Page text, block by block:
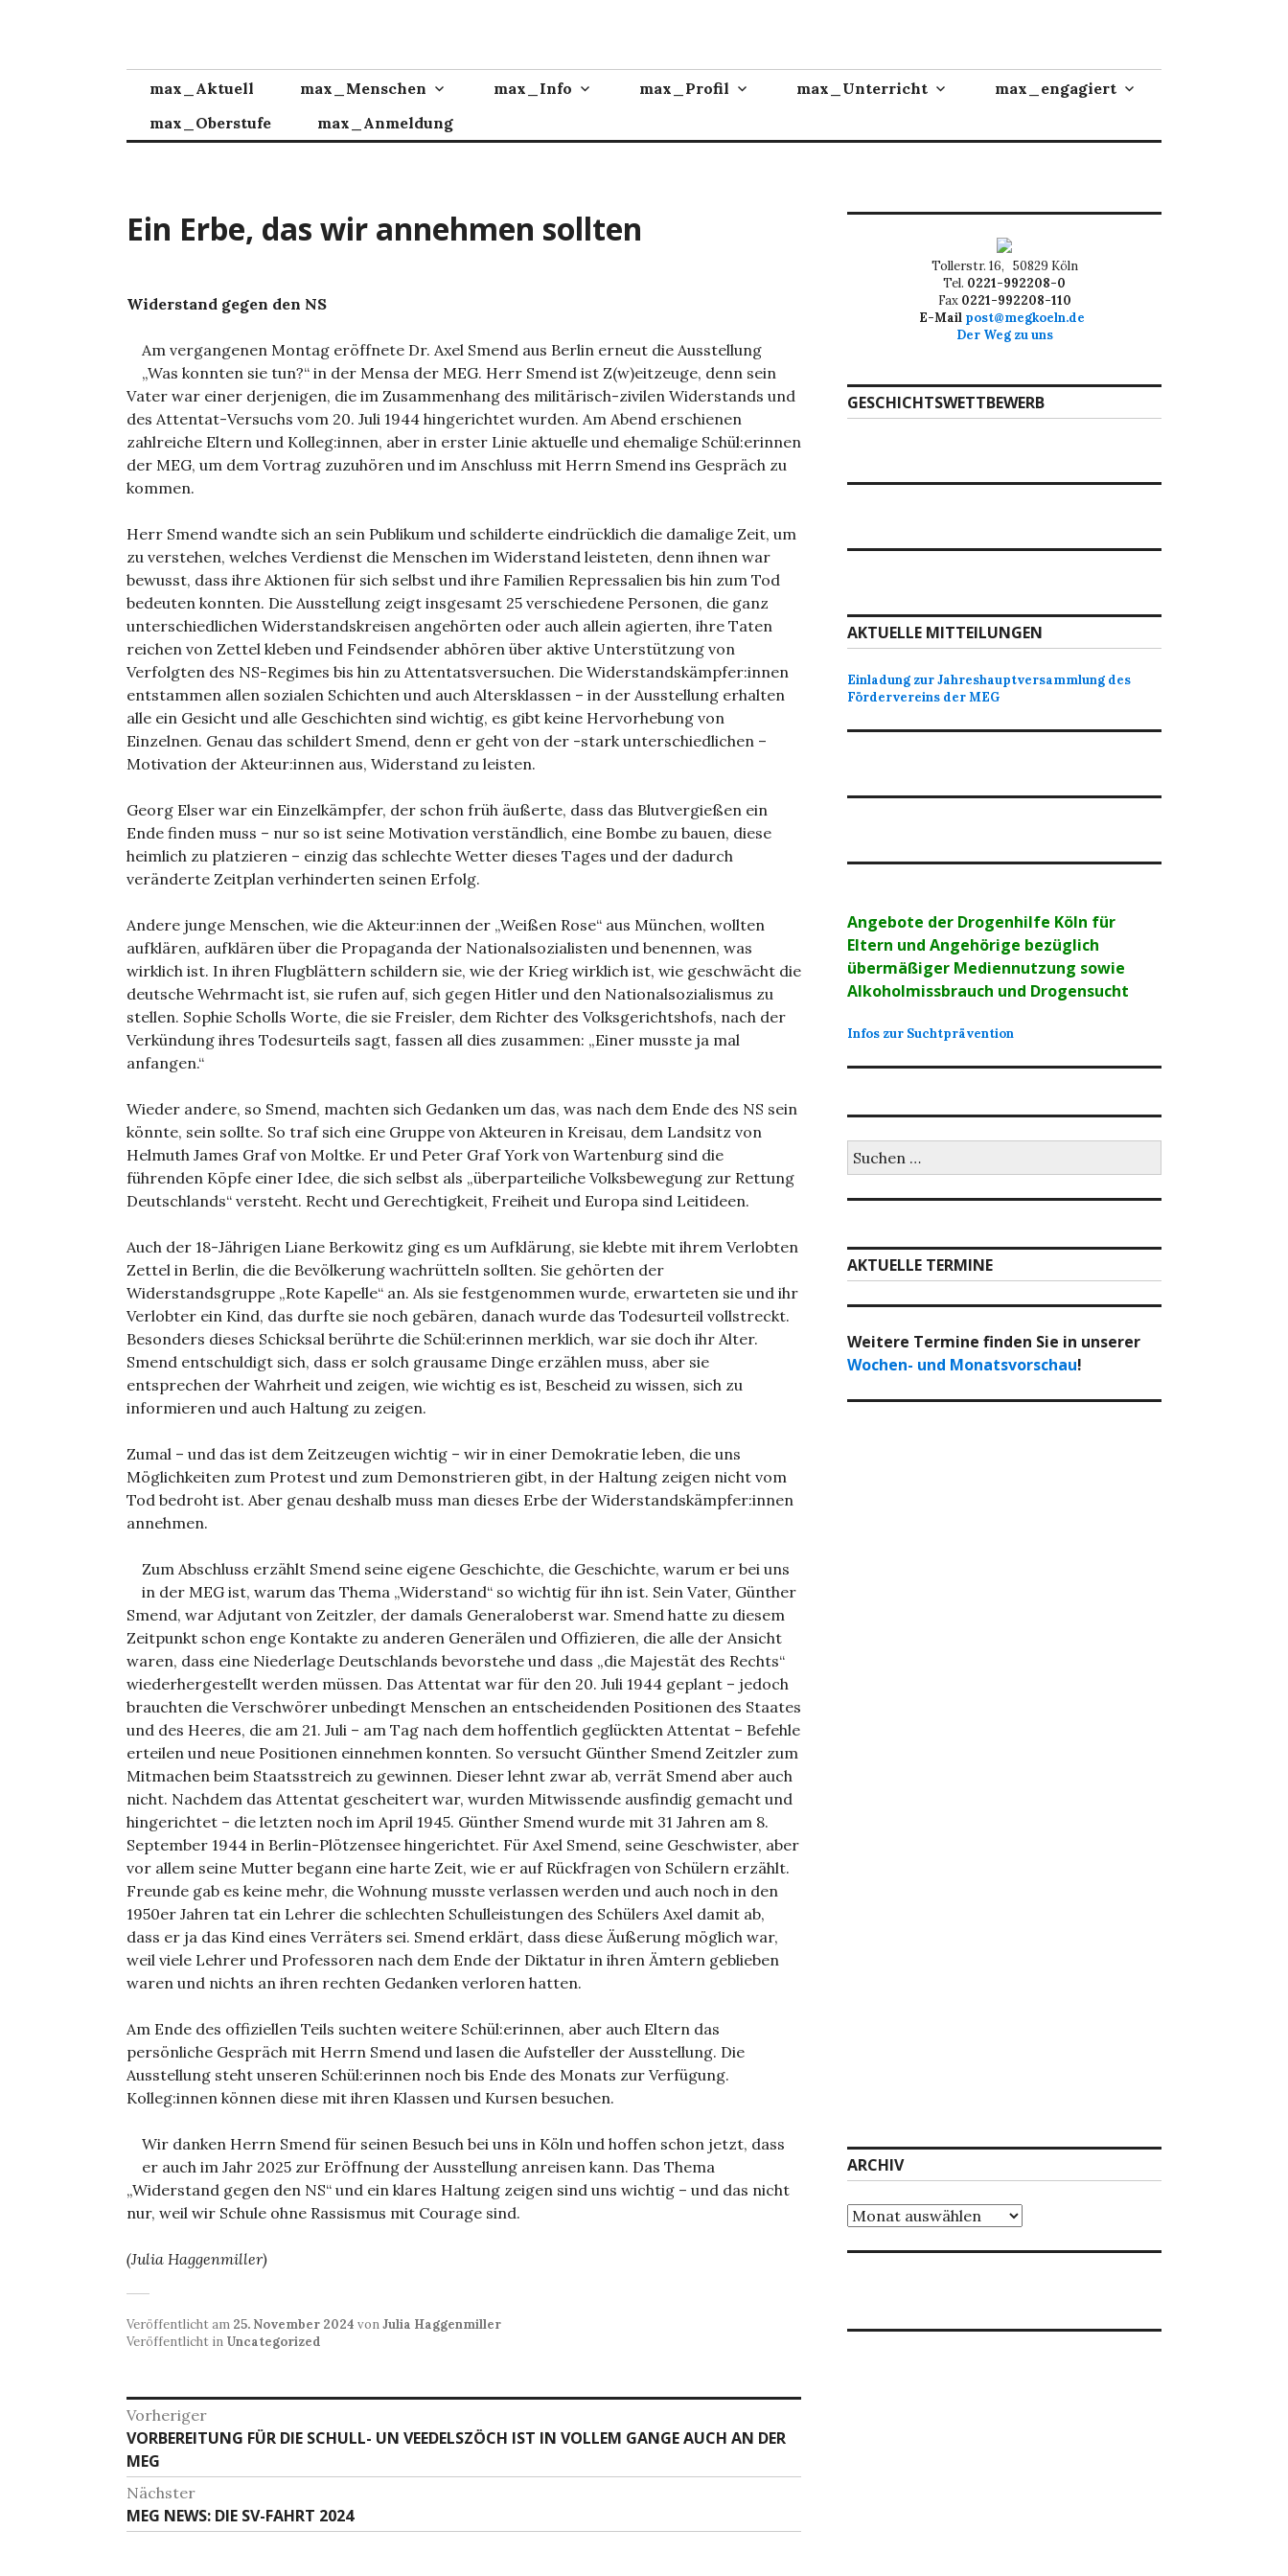
max_Aktuell
max_Menschen max_Info max_Profil max_Unterricht
max_engagiert
max_Oberstufe
max_Anmeldung
Ein Erbe, das wir annehmen sollten
Widerstand gegen den NS
Am vergangenen Montag eröffnete Dr. Axel Smend aus Berlin erneut die Ausstellung
„Was konnten sie tun?“ in der Mensa der MEG. Herr Smend ist Z(w)eitzeuge, denn sein
Vater war einer derjenigen, die im Zusammenhang des militärisch-zivilen Widerstands und
des Attentat-Versuchs vom 20. Juli 1944 hingerichtet wurden. Am Abend erschienen
zahlreiche Eltern und Kolleg:innen, aber in erster Linie aktuelle und ehemalige Schül:erinnen
der MEG, um dem Vortrag zuzuhören und im Anschluss mit Herrn Smend ins Gespräch zu
kommen.
Herr Smend wandte sich an sein Publikum und schilderte eindrücklich die damalige Zeit, um
zu verstehen, welches Verdienst die Menschen im Widerstand leisteten, denn ihnen war
bewusst, dass ihre Aktionen für sich selbst und ihre Familien Repressalien bis hin zum Tod
bedeuten konnten. Die Ausstellung zeigt insgesamt 25 verschiedene Personen, die ganz
unterschiedlichen Widerstandskreisen angehörten oder auch allein agierten, ihre Taten
reichen von Zettel kleben und Feindsender abhören über aktive Unterstützung von
Verfolgten des NS-Regimes bis hin zu Attentatsversuchen. Die Widerstandskämpfer:innen
entstammen allen sozialen Schichten und auch Altersklassen – in der Ausstellung erhalten
alle ein Gesicht und alle Geschichten sind wichtig, es gibt keine Hervorhebung von
Einzelnen. Genau das schildert Smend, denn er geht von der -stark unterschiedlichen –
Motivation der Akteur:innen aus, Widerstand zu leisten.
Georg Elser war ein Einzelkämpfer, der schon früh äußerte, dass das Blutvergießen ein
Ende finden muss – nur so ist seine Motivation verständlich, eine Bombe zu bauen, diese
heimlich zu platzieren – einzig das schlechte Wetter dieses Tages und der dadurch
veränderte Zeitplan verhinderten seinen Erfolg.
Andere junge Menschen, wie die Akteur:innen der „Weißen Rose“ aus München, wollten
aufklären, aufklären über die Propaganda der Nationalsozialisten und benennen, was
wirklich ist. In ihren Flugblättern schildern sie, wie der Krieg wirklich ist, wie geschwächt die
deutsche Wehrmacht ist, sie rufen auf, sich gegen Hitler und den Nationalsozialismus zu
stellen. Sophie Scholls Worte, die sie Freisler, dem Richter des Volksgerichtshofs, nach der
Verkündung ihres Todesurteils sagt, fassen all dies zusammen: „Einer musste ja mal
anfangen.“
Wieder andere, so Smend, machten sich Gedanken um das, was nach dem Ende des NS sein
könnte, sein sollte. So traf sich eine Gruppe von Akteuren in Kreisau, dem Landsitz von
Helmuth James Graf von Moltke. Er und Peter Graf York von Wartenburg sind die
führenden Köpfe einer Idee, die sich selbst als „überparteiliche Volksbewegung zur Rettung
Deutschlands“ versteht. Recht und Gerechtigkeit, Freiheit und Europa sind Leitideen.
Auch der 18-Jährigen Liane Berkowitz ging es um Aufklärung, sie klebte mit ihrem Verlobten
Zettel in Berlin, die die Bevölkerung wachrütteln sollten. Sie gehörten der
Widerstandsgruppe „Rote Kapelle“ an. Als sie festgenommen wurde, erwarteten sie und ihr
Verlobter ein Kind, das durfte sie noch gebären, danach wurde das Todesurteil vollstreckt.
Besonders dieses Schicksal berührte die Schül:erinnen merklich, war sie doch ihr Alter.
Smend entschuldigt sich, dass er solch grausame Dinge erzählen muss, aber sie
entsprechen der Wahrheit und zeigen, wie wichtig es ist, Bescheid zu wissen, sich zu
informieren und auch Haltung zu zeigen.
Zumal – und das ist dem Zeitzeugen wichtig – wir in einer Demokratie leben, die uns
Möglichkeiten zum Protest und zum Demonstrieren gibt, in der Haltung zeigen nicht vom
Tod bedroht ist. Aber genau deshalb muss man dieses Erbe der Widerstandskämpfer:innen
annehmen.
Zum Abschluss erzählt Smend seine eigene Geschichte, die Geschichte, warum er bei uns
in der MEG ist, warum das Thema „Widerstand“ so wichtig für ihn ist. Sein Vater, Günther
Smend, war Adjutant von Zeitzler, der damals Generaloberst war. Smend hatte zu diesem
Zeitpunkt schon enge Kontakte zu anderen Generälen und Offizieren, die alle der Ansicht
waren, dass eine Niederlage Deutschlands bevorstehe und dass „die Majestät des Rechts“
wiederhergestellt werden müssen. Das Attentat war für den 20. Juli 1944 geplant – jedoch
brauchten die Verschwörer unbedingt Menschen an entscheidenden Positionen des Staates
und des Heeres, die am 21. Juli – am Tag nach dem hoffentlich geglückten Attentat – Befehle
erteilen und neue Positionen einnehmen konnten. So versucht Günther Smend Zeitzler zum
Mitmachen beim Staatsstreich zu gewinnen. Dieser lehnt zwar ab, verrät Smend aber auch
nicht. Nachdem das Attentat gescheitert war, wurden Mitwissende ausfindig gemacht und
hingerichtet – die letzten noch im April 1945. Günther Smend wurde mit 31 Jahren am 8.
September 1944 in Berlin-Plötzensee hingerichtet. Für Axel Smend, seine Geschwister, aber
vor allem seine Mutter begann eine harte Zeit, wie er auf Rückfragen von Schülern erzählt.
Freunde gab es keine mehr, die Wohnung musste verlassen werden und auch noch in den
1950er Jahren tat ein Lehrer die schlechten Schulleistungen des Schülers Axel damit ab,
dass er ja das Kind eines Verräters sei. Smend erklärt, dass diese Äußerung möglich war,
weil viele Lehrer und Professoren nach dem Ende der Diktatur in ihren Ämtern geblieben
waren und nichts an ihren rechten Gedanken verloren hatten.
Am Ende des offiziellen Teils suchten weitere Schül:erinnen, aber auch Eltern das
persönliche Gespräch mit Herrn Smend und lasen die Aufsteller der Ausstellung. Die
Ausstellung steht unseren Schül:erinnen noch bis Ende des Monats zur Verfügung.
Kolleg:innen können diese mit ihren Klassen und Kursen besuchen.
Wir danken Herrn Smend für seinen Besuch bei uns in Köln und hoffen schon jetzt, dass
er auch im Jahr 2025 zur Eröffnung der Ausstellung anreisen kann. Das Thema
„Widerstand gegen den NS“ und ein klares Haltung zeigen sind uns wichtig – und das nicht
nur, weil wir Schule ohne Rassismus mit Courage sind.
(Julia Haggenmiller)
Veröffentlicht am 25. November 2024 vonJulia Haggenmiller
Veröffentlicht in Uncategorized
Beitragsnavigation
Vorheriger
Vorheriger
Beitrag:
VORBEREITUNG FÜR DIE SCHULL- UN VEEDELSZÖCH IST IN VOLLEM GANGE AUCH AN DER
MEG
Nächster
Nächster
Beitrag:
MEG NEWS: DIE SV-FAHRT 2024
Tollerstr. 16, 50829 Köln
Tel. 0221-992208-0
Fax 0221-992208-110
E-Mail post@megkoeln.de
Der Weg zu uns
GESCHICHTSWETTBEWERB
AKTUELLE MITTEILUNGEN
Einladung zur Jahreshauptversammlung des
Fördervereins der MEG
Angebote der Drogenhilfe Köln für
Eltern und Angehörige bezüglich
übermäßiger Mediennutzung sowie
Alkoholmissbrauch und Drogensucht
Infos zur Suchtprävention
nach:
AKTUELLE TERMINE
Weitere Termine finden Sie in unserer
Wochen- und Monatsvorschau!
ARCHIV
Archiv